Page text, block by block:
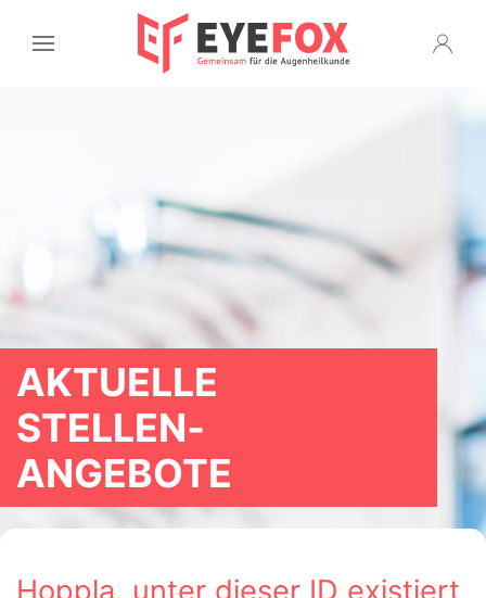
AKTUELLE
STELLEN­
ANGEBOTE
Hoppla, unter dieser ID existiert